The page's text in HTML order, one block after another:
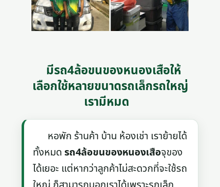
มีรถ4ล้อขนของหนองเสือให้
เลือกใช้หลายขนาดรถเล็กรถใหญ่
เรามีหมด
หอพัก ร้านค้า บ้าน ห้องเช่า เราย้ายได้
ทั้งหมดรถ4ล้อขนของหนองเสือจุของ
ได้เยอะ แต่หากว่าลูกค้าไม่สะดวกที่จะใช้รถ